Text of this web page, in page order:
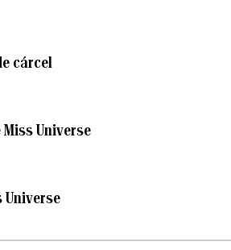
cárcel
Universe
Universe